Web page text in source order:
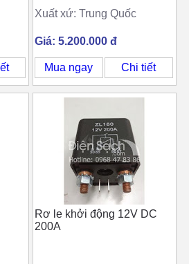
Xuất xứ: Trung Quốc
Giá: 5.200.000 đ
Mua ngay Chi tiết
Rơ le khởi động 12V DC
200A